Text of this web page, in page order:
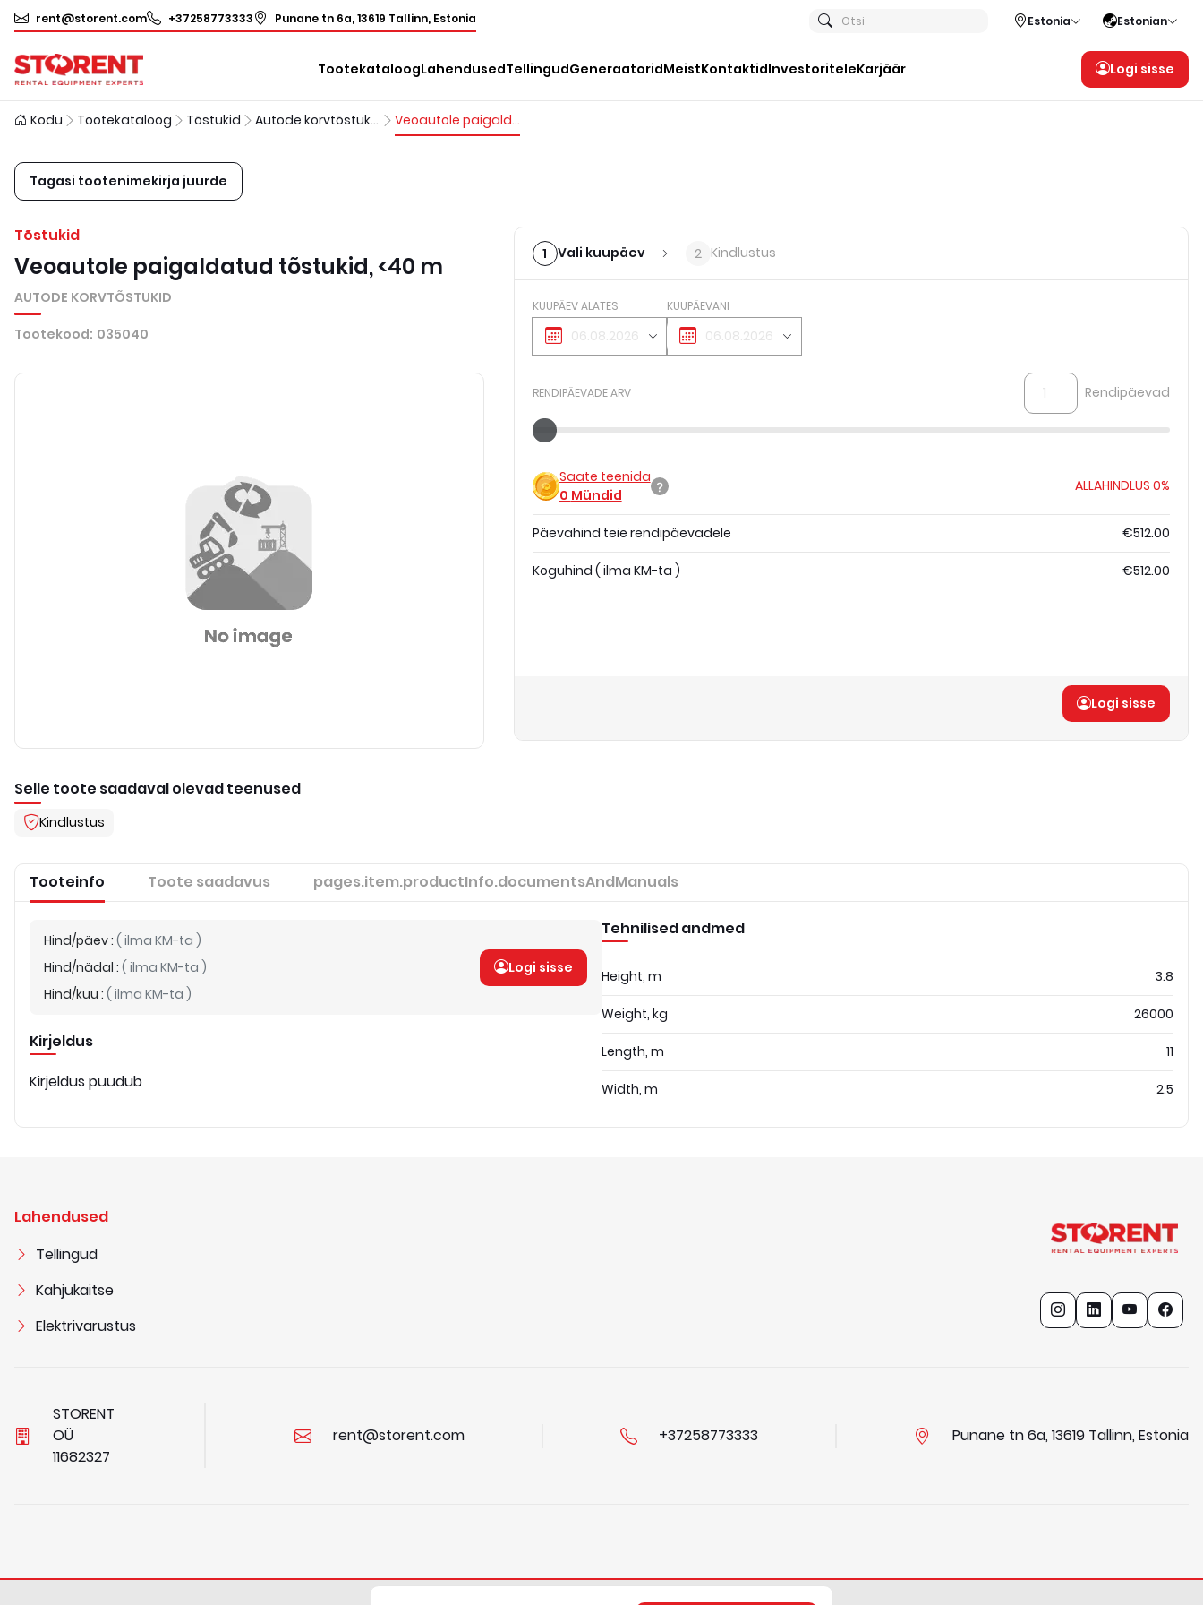
rent@storent.com +37258773333 Punane tn 6a, 13619 Tallinn, Estonia Otsi Estonia Estonian
TootekataloogLahendusedTellingudGeneraatoridMeistKontaktidInvestoriteleKarjäär Logi sisse
Kodu Tootekataloog Tõstukid Autode korvtõstukid Veoautole paigaldatud tõstukid, <40 m
Tagasi tootenimekirja juurde
Tõstukid
Veoautole paigaldatud tõstukid, <40 m
AUTODE KORVTÕSTUKID
Tootekood: 035040
Selle toote saadaval olevad teenused
Kindlustus
1 Vali kuupäev 2 Kindlustus
KUUPÄEV ALATES KUUPÄEVANI
RENDIPÄEVADE ARV Rendipäevad
Saate teenida
0 Mündid
ALLAHINDLUS 0%
Päevahind teie rendipäevadele €512.00
Koguhind ( ilma KM-ta ) €512.00
Logi sisse
Tooteinfo Toote saadavus pages.item.productInfo.documentsAndManuals
Hind/päev: ( ilma KM-ta )
Hind/nädal : ( ilma KM-ta )
Hind/kuu : ( ilma KM-ta )
Logi sisse
Kirjeldus
Kirjeldus puudub
Tehnilised andmed
Height, m 3.8
Weight, kg 26000
Length, m 11
Width, m 2.5
Lahendused
Tellingud
Kahjukaitse
Elektrivarustus
STORENT
OÜ
11682327
rent@storent.com +37258773333 Punane tn 6a, 13619 Tallinn, Estonia